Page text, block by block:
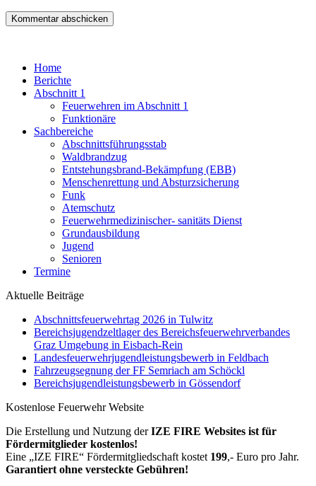
Home
Berichte
Abschnitt 1
Feuerwehren im Abschnitt 1
Funktionäre
Sachbereiche
Abschnittsführungsstab
Waldbrandzug
Entstehungsbrand-Bekämpfung (EBB)
Menschenrettung und Absturzsicherung
Funk
Atemschutz
Feuerwehrmedizinischer- sanitäts Dienst
Grundausbildung
Jugend
Senioren
Termine
Aktuelle Beiträge
Abschnittsfeuerwehrtag 2026 in Tulwitz
Bereichsjugendzeltlager des Bereichsfeuerwehrverbandes
Graz Umgebung in Eisbach-Rein
Landesfeuerwehrjugendleistungsbewerb in Feldbach
Fahrzeugsegnung der FF Semriach am Schöckl
Bereichsjugendleistungsbewerb in Gössendorf
Kostenlose Feuerwehr Website
Die Erstellung und Nutzung derIZE FIRE Websites ist für
Fördermitglieder kostenlos!
Eine „IZE FIRE“ Fördermitgliedschaft kostet 199,- Euro pro Jahr.
Garantiert ohne versteckte Gebühren!